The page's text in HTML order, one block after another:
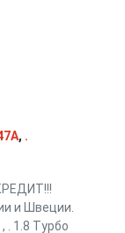
, .
и Швеции.
. 1.8 Турбо